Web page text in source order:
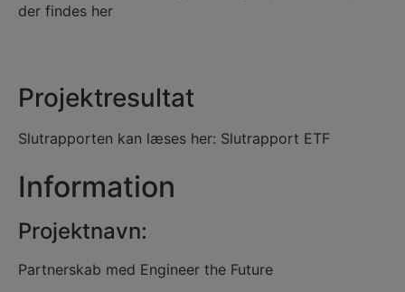
der findes her
Projektresultat
Slutrapporten kan læses her: Slutrapport ETF
Information
Projektnavn:
Partnerskab med Engineer the Future